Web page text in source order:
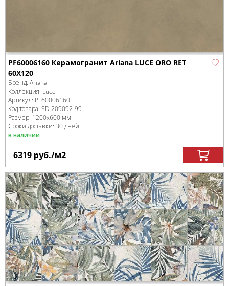
PF60006160 Керамогранит Ariana LUCE ORO RET
60X120
Бренд: Ariana
Коллекция: Luce
Артикул: PF60006160
Код товара: SD-209092-99
Размер: 1200x600 мм
Сроки доставки: 30 дней
в наличии
6319 руб./м2